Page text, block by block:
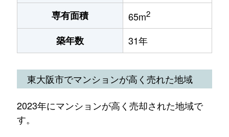
専有面積 65m2
築年数 31年
東大阪市でマンションが高く売れた地域
2023年にマンションが高く売却された地域で
す。